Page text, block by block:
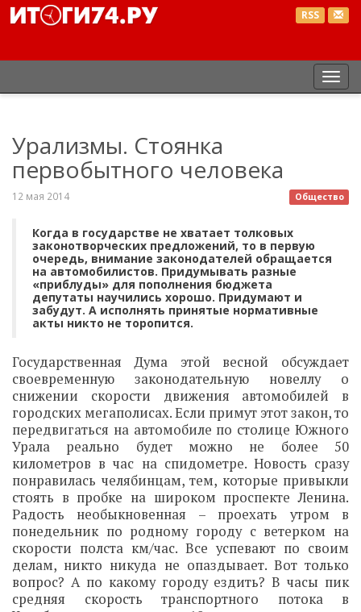
RSS
Урализмы. Стоянка
первобытного человека
Общество
12 мая 2014
Когда в государстве не хватает толковых
законотворческих предложений, то в первую
очередь, внимание законодателей обращается
на автомобилистов. Придумывать разные
«приблуды» для пополнения бюджета
депутаты научились хорошо. Придумают и
забудут. А исполнять принятые нормативные
акты никто не торопится.
Государственная Дума этой весной обсуждает
своевременную законодательную новеллу о
снижении скорости движения автомобилей в
городских мегаполисах. Если примут этот закон, то
передвигаться на автомобиле по столице Южного
Урала реально будет можно не более 50
километров в час на спидометре. Новость сразу
понравилась челябинцам, тем, которые привыкли
стоять в пробке на широком проспекте Ленина.
Радость необыкновенная – проехать утром в
понедельник по родному городу с ветерком на
скорости полста км/час. Все успевают по своим
делам, никто никуда не опаздывает. Вот только
вопрос? А по какому городу ездить? В часы пик
средняя скорость транспортного потока в